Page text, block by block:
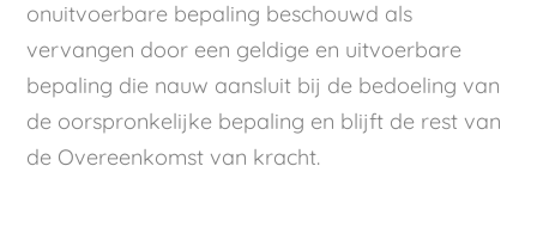
onuitvoerbare bepaling beschouwd als
vervangen door een geldige en uitvoerbare
bepaling die nauw aansluit bij de bedoeling van
de oorspronkelijke bepaling en blijft de rest van
de Overeenkomst van kracht.